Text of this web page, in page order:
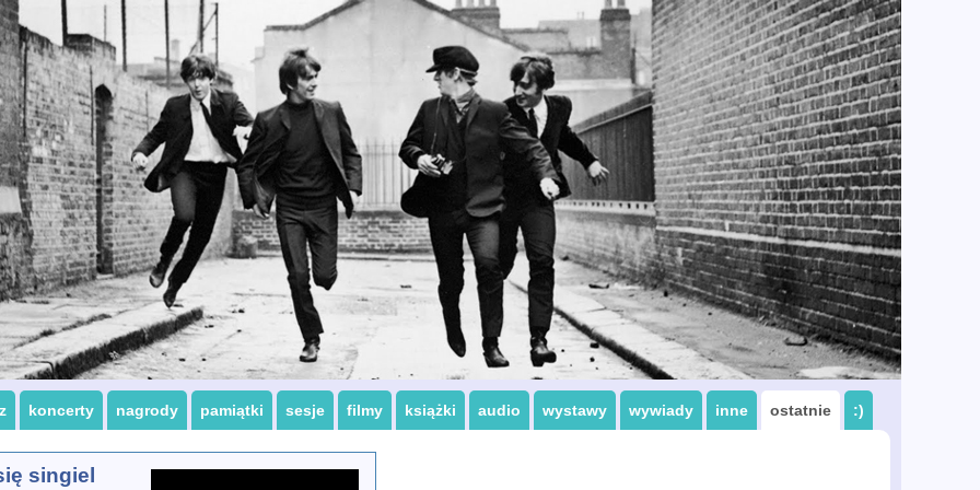
koncerty nagrody pamiątki sesje filmy książki audio wystawy wywiady inne ostatnie :)
singiel